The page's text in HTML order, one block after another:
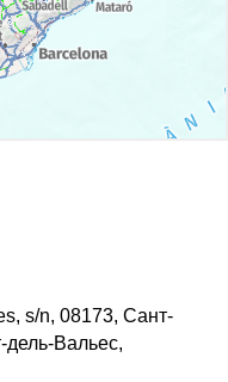
s/n, 08173, Сант-
дель-Вальес,